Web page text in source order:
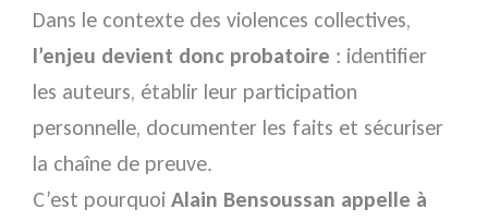
Dans le contexte des violences collectives,
l’enjeu devient donc probatoire : identifier
les auteurs, établir leur participation
personnelle, documenter les faits et sécuriser
la chaîne de preuve.
C’est pourquoi Alain Bensoussan appelle à